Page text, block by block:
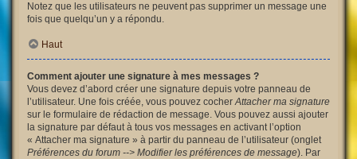
Notez que les utilisateurs ne peuvent pas supprimer un message une
fois que quelqu’un y a répondu.
Haut
Comment ajouter une signature à mes messages ?
Vous devez d’abord créer une signature depuis votre panneau de
l’utilisateur. Une fois créée, vous pouvez cocherAttacher ma signature
sur le formulaire de rédaction de message. Vous pouvez aussi ajouter
la signature par défaut à tous vos messages en activant l’option
« Attacher ma signature » à partir du panneau de l’utilisateur (onglet
Préférences du forum --> Modifier les préférences de message). Par